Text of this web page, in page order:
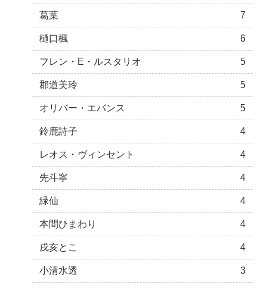
葛葉 7
樋口楓 6
フレン・E・ルスタリオ 5
郡道美玲 5
オリバー・エバンス 5
鈴鹿詩子 4
レオス・ヴィンセント 4
先斗寧 4
緑仙 4
本間ひまわり 4
戌亥とこ 4
小清水透 3